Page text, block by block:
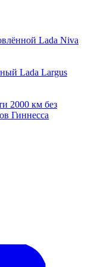
Lada Niva
Lada Largus
2000 км без
Гиннесса